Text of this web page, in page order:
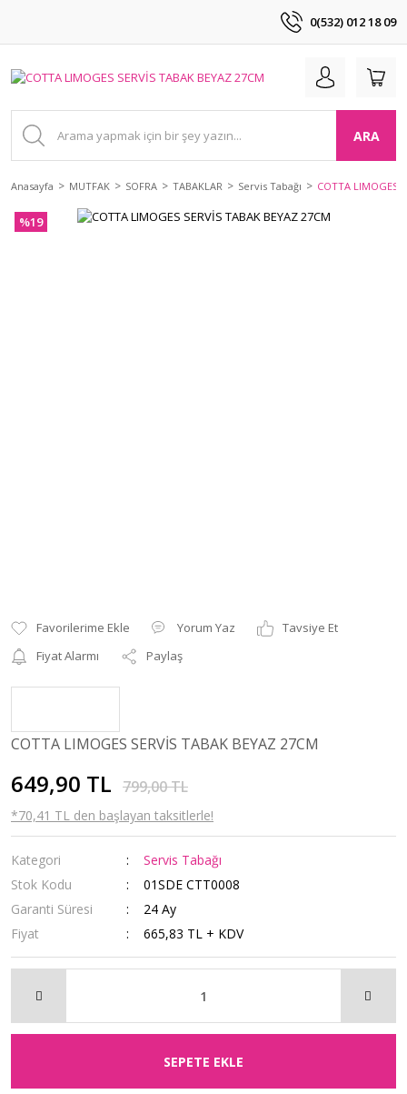
0(532) 012 18 09
ARA
Anasayfa MUTFAK SOFRA TABAKLAR Servis Tabağı COTTA LIMOGES
%19
Yorum Yaz
Tavsiye Et
Fiyat Alarmı
Paylaş
COTTA LIMOGES SERVİS TABAK BEYAZ 27CM
649,90 TL 799,00 TL
*70,41 TL den başlayan taksitlerle!
Kategori
Servis Tabağı
Stok Kodu
01SDE CTT0008
Garanti Süresi
24 Ay
Fiyat
665,83 TL + KDV
SEPETE EKLE